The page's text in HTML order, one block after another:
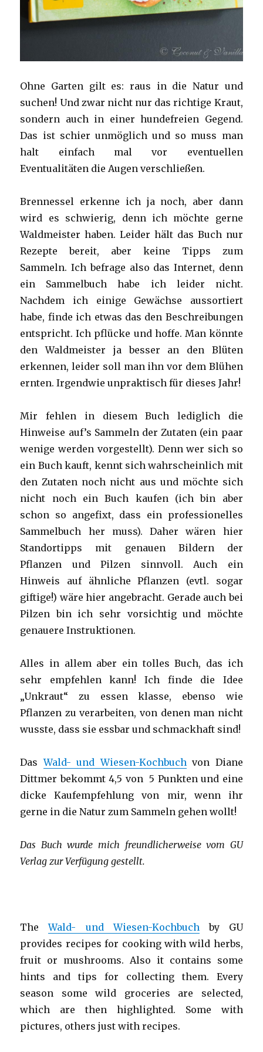
Ohne Garten gilt es: raus in die Natur und
suchen! Und zwar nicht nur das richtige Kraut,
sondern auch in einer hundefreien Gegend.
Das ist schier unmöglich und so muss man
halt einfach mal vor eventuellen
Eventualitäten die Augen verschließen.
Brennessel erkenne ich ja noch, aber dann
wird es schwierig, denn ich möchte gerne
Waldmeister haben. Leider hält das Buch nur
Rezepte bereit, aber keine Tipps zum
Sammeln. Ich befrage also das Internet, denn
ein Sammelbuch habe ich leider nicht.
Nachdem ich einige Gewächse aussortiert
habe, finde ich etwas das den Beschreibungen
entspricht. Ich pflücke und hoffe. Man könnte
den Waldmeister ja besser an den Blüten
erkennen, leider soll man ihn vor dem Blühen
ernten. Irgendwie unpraktisch für dieses Jahr!
Mir fehlen in diesem Buch lediglich die
Hinweise auf’s Sammeln der Zutaten (ein paar
wenige werden vorgestellt). Denn wer sich so
ein Buch kauft, kennt sich wahrscheinlich mit
den Zutaten noch nicht aus und möchte sich
nicht noch ein Buch kaufen (ich bin aber
schon so angefixt, dass ein professionelles
Sammelbuch her muss). Daher wären hier
Standortipps mit genauen Bildern der
Pflanzen und Pilzen sinnvoll. Auch ein
Hinweis auf ähnliche Pflanzen (evtl. sogar
giftige!) wäre hier angebracht. Gerade auch bei
Pilzen bin ich sehr vorsichtig und möchte
genauere Instruktionen.
Alles in allem aber ein tolles Buch, das ich
sehr empfehlen kann! Ich finde die Idee
„Unkraut“ zu essen klasse, ebenso wie
Pflanzen zu verarbeiten, von denen man nicht
wusste, dass sie essbar und schmackhaft sind!
DasWald- und Wiesen-Kochbuch von Diane
Dittmer bekommt 4,5 von 5 Punkten und eine
dicke Kaufempfehlung von mir, wenn ihr
gerne in die Natur zum Sammeln gehen wollt!
Das Buch wurde mich freundlicherweise vom GU
Verlag zur Verfügung gestellt.
TheWald- und Wiesen-Kochbuch by GU
provides recipes for cooking with wild herbs,
fruit or mushrooms. Also it contains some
hints and tips for collecting them. Every
season some wild groceries are selected,
which are then highlighted. Some with
pictures, others just with recipes.